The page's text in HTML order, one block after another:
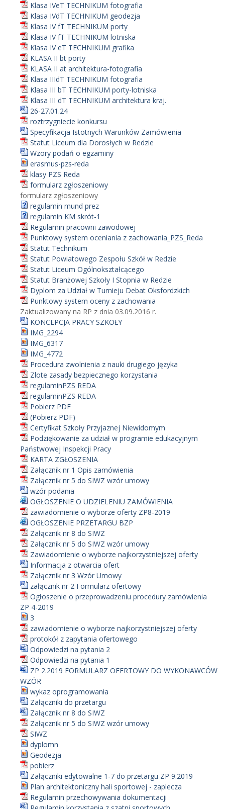
Klasa IVeT TECHNIKUM fotografia
Klasa IVdT TECHNIKUM geodezja
Klasa IV fT TECHNIKUM porty
Klasa IV fT TECHNIKUM lotniska
Klasa IV eT TECHNIKUM grafika
KLASA II bt porty
KLASA II at architektura-fotografia
Klasa IIIdT TECHNIKUM fotografia
Klasa III bT TECHNIKUM porty-lotniska
Klasa III dT TECHNIKUM architektura kraj.
26-27.01.24
roztrzygniecie konkursu
Specyfikacja Istotnych Warunków Zamówienia
Statut Liceum dla Dorosłych w Redzie
Wzory podań o egzaminy
erasmus-pzs-reda
klasy PZS Reda
formularz zgłoszeniowy
formularz zgłoszeniowy
regulamin mund prez
regulamin KM skrót-1
Regulamin pracowni zawodowej
Punktowy system oceniania z zachowania_PZS_Reda
Statut Technikum
Statut Powiatowego Zespołu Szkół w Redzie
Statut Liceum Ogólnokształcącego
Statut Branżowej Szkoły I Stopnia w Redzie
Dyplom za Udział w Turnieju Debat Oksfordzkich
Punktowy system oceny z zachowania
Zaktualizowany na RP z dnia 03.09.2016 r.
KONCEPCJA PRACY SZKOŁY
IMG_2294
IMG_6317
IMG_4772
Procedura zwolnienia z nauki drugiego języka
Zlote zasady bezpiecznego korzystania
regulaminPZS REDA
regulaminPZS REDA
Pobierz PDF
(Pobierz PDF)
Certyfikat Szkoły Przyjaznej Niewidomym
Podziękowanie za udział w programie edukacyjnym
Państwowej Inspekcji Pracy
KARTA ZGŁOSZENIA
Załącznik nr 1 Opis zamówienia
Załącznik nr 5 do SIWZ wzór umowy
wzór podania
OGŁOSZENIE O UDZIELENIU ZAMÓWIENIA
zawiadomienie o wyborze oferty ZP8-2019
OGŁOSZENIE PRZETARGU BZP
Załącznik nr 8 do SIWZ
Załącznik nr 5 do SIWZ wzór umowy
Zawiadomienie o wyborze najkorzystniejszej oferty
Informacja z otwarcia ofert
Załącznik nr 3 Wzór Umowy
załącznik nr 2 Formularz ofertowy
Ogłoszenie o przeprowadzeniu procedury zamówienia
ZP 4-2019
3
zawiadomienie o wyborze najkorzystniejszej oferty
protokół z zapytania ofertowego
Odpowiedzi na pytania 2
Odpowiedzi na pytania 1
ZP 2.2019 FORMULARZ OFERTOWY DO WYKONAWCÓW
WZÓR
wykaz oprogramowania
Załączniki do przetargu
Załącznik nr 8 do SIWZ
Załącznik nr 5 do SIWZ wzór umowy
SIWZ
dyplomn
Geodezja
pobierz
Załączniki edytowalne 1-7 do przetargu ZP 9.2019
Plan architektoniczny hali sportowej - zaplecza
Regulamin przechowywania dokumentacji